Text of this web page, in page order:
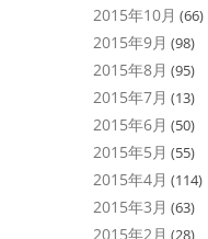
2015年10月 (66)
2015年9月 (98)
2015年8月 (95)
2015年7月 (13)
2015年6月 (50)
2015年5月 (55)
2015年4月 (114)
2015年3月 (63)
2015年2月 (28)